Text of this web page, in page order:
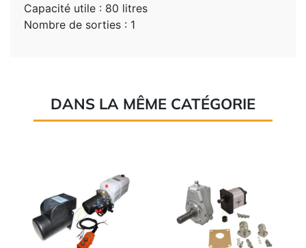
Capacité utile : 80 litres
Nombre de sorties : 1
DANS LA MÊME CATÉGORIE